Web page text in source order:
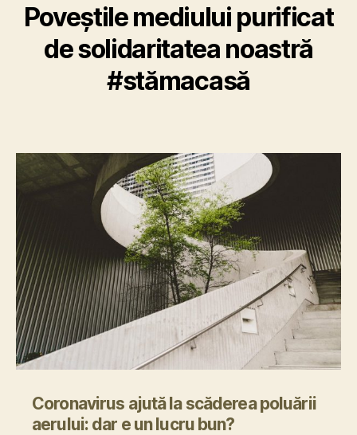
Poveștile mediului purificat
de solidaritatea noastră
#stămacasă
Coronavirus ajută la scăderea poluării
aerului: dar e un lucru bun?